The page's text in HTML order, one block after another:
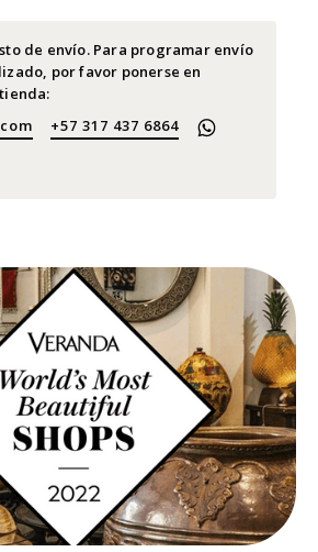
de envío. Para programar envío
por favor ponerse en
+57 317 437 6864